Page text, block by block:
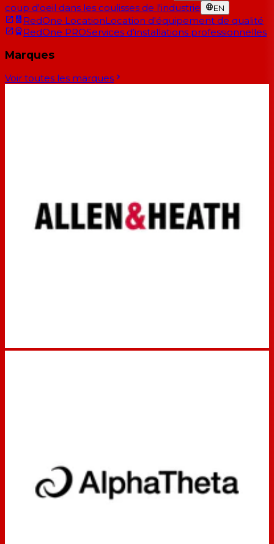
coup d'oeil dans les coulisses de l'industrie EN
RedOne LocationLocation d'équipement de qualité
RedOne PROServices d'installations professionnelles
Marques
Voir toutes les marques